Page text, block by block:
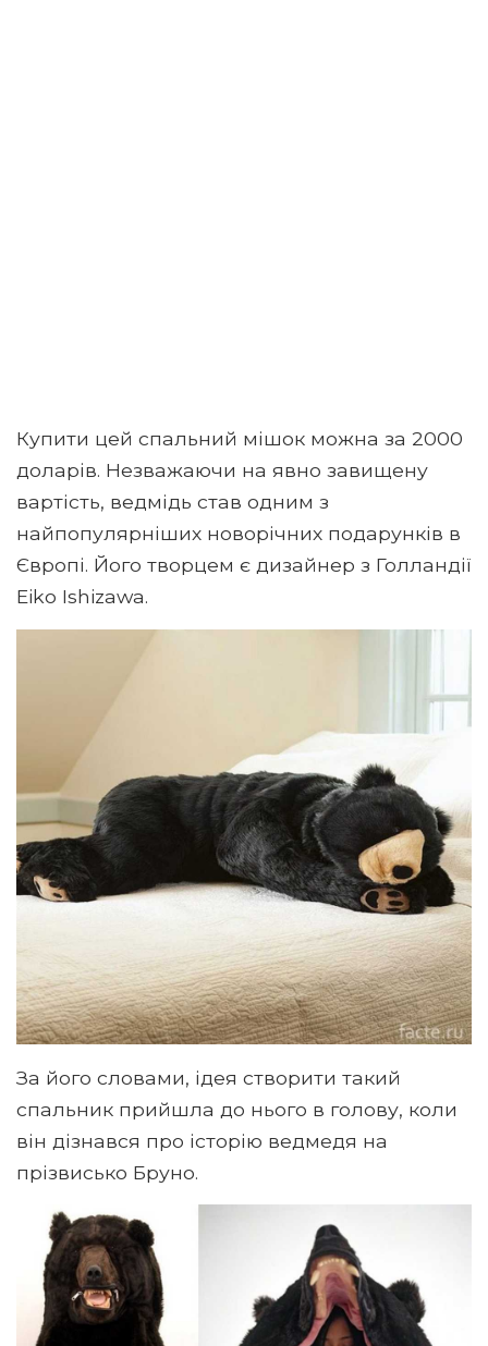
Купити цей спальний мішок можна за 2000
доларів. Незважаючи на явно завищену
вартість, ведмідь став одним з
найпопулярніших новорічних подарунків в
Європі. Його творцем є дизайнер з Голландії
Eiko Ishizawa.
За його словами, ідея створити такий
спальник прийшла до нього в голову, коли
він дізнався про історію ведмедя на
прізвисько Бруно.